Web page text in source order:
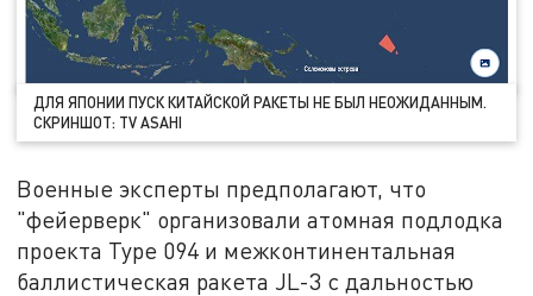
ДЛЯ ЯПОНИИ ПУСК КИТАЙСКОЙ РАКЕТЫ НЕ БЫЛ НЕОЖИДАННЫМ.
СКРИНШОТ: TV ASAHI
Военные эксперты предполагают, что
"фейерверк" организовали атомная подлодка
проекта Type 094 и межконтинентальная
баллистическая ракета JL-3 с дальностью